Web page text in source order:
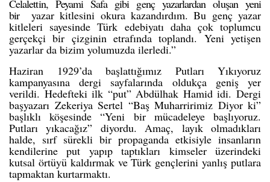
Celalettin, Peyami Safa gibi genç yazarlardan oluşan yeni
bir yazar kitlesini okura kazandırdım. Bu genç yazar
kitleleri sayesinde Türk edebiyatı daha çok toplumcu
gerçekçi bir çizginin etrafında toplandı. Yeni yetişen
yazarlar da bizim yolumuzda ilerledi.”
Haziran 1929’da başlattığımız Putları Yıkıyoruz
kampanyasına dergi sayfalarında oldukça geniş yer
verildi. Hedefteki ilk “put” Abdülhak Hamid idi. Dergi
başyazarı Zekeriya Sertel “Baş Muharririmiz Diyor ki”
başlıklı köşesinde “Yeni bir mücadeleye başlıyoruz.
Putları yıkacağız” diyordu. Amaç, layık olmadıkları
halde, sırf sürekli bir propaganda etkisiyle insanların
kendilerine put yapıp taptıkları kimseler üzerindeki
kutsal örtüyü kaldırmak ve Türk gençlerini yanlış putlara
tapmaktan kurtarmaktı.